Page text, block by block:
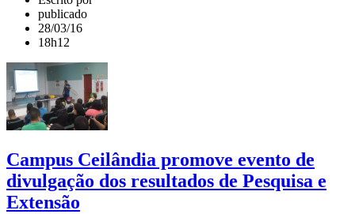
publicado
28/03/16
18h12
Campus Ceilândia promove evento de
divulgação dos resultados de Pesquisa e
Extensão